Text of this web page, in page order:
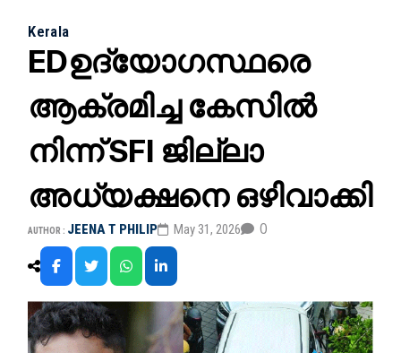
Kerala
EDഉദ്യോഗസ്ഥരെ
ആക്രമിച്ച കേസിൽ
നിന്ന് SFI ജില്ലാ
അധ്യക്ഷനെ ഒഴിവാക്കി
AUTHOR : JEENA T PHILIP May 31, 2026 0